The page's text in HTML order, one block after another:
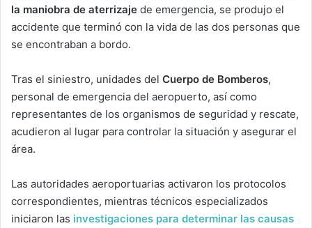
la maniobra de aterrizaje de emergencia, se produjo el
accidente que terminó con la vida de las dos personas que
se encontraban a bordo.
Tras el siniestro, unidades del Cuerpo de Bomberos,
personal de emergencia del aeropuerto, así como
representantes de los organismos de seguridad y rescate,
acudieron al lugar para controlar la situación y asegurar el
área.
Las autoridades aeroportuarias activaron los protocolos
correspondientes, mientras técnicos especializados
iniciaron las investigaciones para determinar las causas